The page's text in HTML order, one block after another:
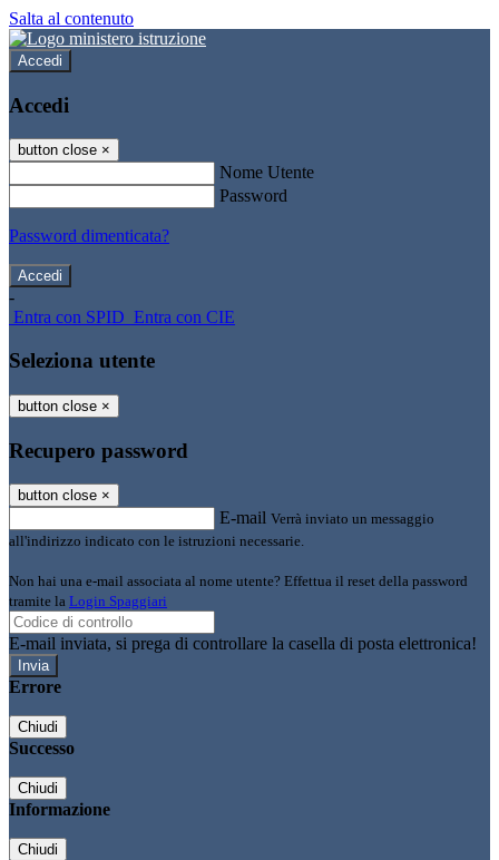
Salta al contenuto
Accedi
Accedi
button close ×
Nome Utente
Password
Password dimenticata?
-
Entra con SPID Entra con CIE
Seleziona utente
button close ×
Recupero password
button close ×
E-mail Verrà inviato un messaggio
all'indirizzo indicato con le istruzioni necessarie.
Non hai una e-mail associata al nome utente? Effettua il reset della password
tramite la Login Spaggiari
E-mail inviata, si prega di controllare la casella di posta elettronica!
Errore
Chiudi
Successo
Chiudi
Informazione
Chiudi